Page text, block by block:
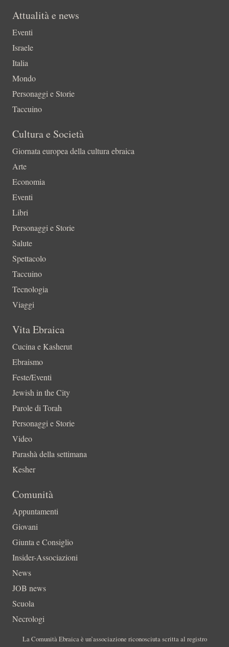
Attualità e news
Eventi
Israele
Italia
Mondo
Personaggi e Storie
Taccuino
Cultura e Società
Giornata europea della cultura ebraica
Arte
Economia
Eventi
Libri
Personaggi e Storie
Salute
Spettacolo
Taccuino
Tecnologia
Viaggi
Vita Ebraica
Cucina e Kasherut
Ebraismo
Feste/Eventi
Jewish in the City
Parole di Torah
Personaggi e Storie
Video
Parashà della settimana
Kesher
Comunità
Appuntamenti
Giovani
Giunta e Consiglio
Insider-Associazioni
News
JOB news
Scuola
Necrologi
La Comunità Ebraica è un’associazione riconosciuta scritta al registro